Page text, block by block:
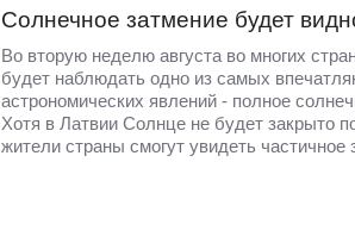
Солнечное затмение будет
Во вторую неделю августа во многих
будет наблюдать одно из самых
астрономических явлений - полное
Хотя в Латвии Солнце не будет закрыто
жители страны смогут увидеть частичное